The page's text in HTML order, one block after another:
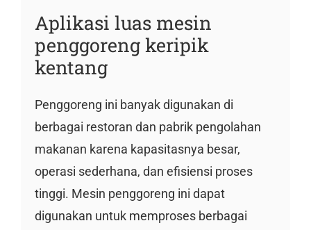
Aplikasi luas mesin
penggoreng keripik
kentang
Penggoreng ini banyak digunakan di
berbagai restoran dan pabrik pengolahan
makanan karena kapasitasnya besar,
operasi sederhana, dan efisiensi proses
tinggi. Mesin penggoreng ini dapat
digunakan untuk memproses berbagai